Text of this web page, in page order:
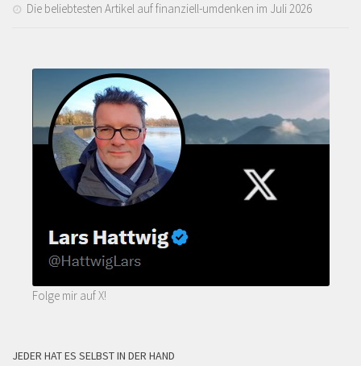
Die beliebtesten Artikel auf finanziell-umdenken im Juli 2026
Folge mir auf X!
JEDER HAT ES SELBST IN DER HAND